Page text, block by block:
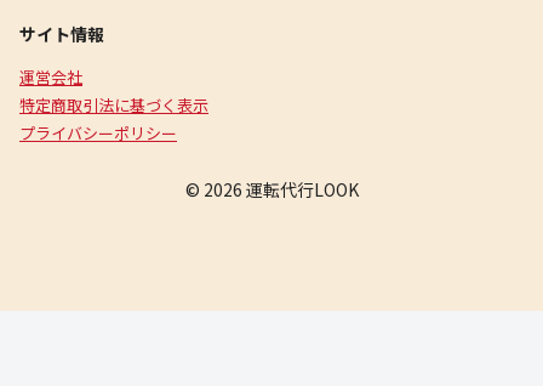
サイト情報
運営会社
特定商取引法に基づく表示
プライバシーポリシー
© 2026 運転代行LOOK